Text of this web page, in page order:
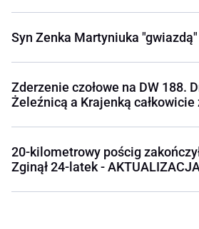
Syn Zenka Martyniuka
Zderzenie czołowe na DW 188.
Żeleźnicą a Krajenką
20-kilometrowy pościg
Zginął 24-latek -